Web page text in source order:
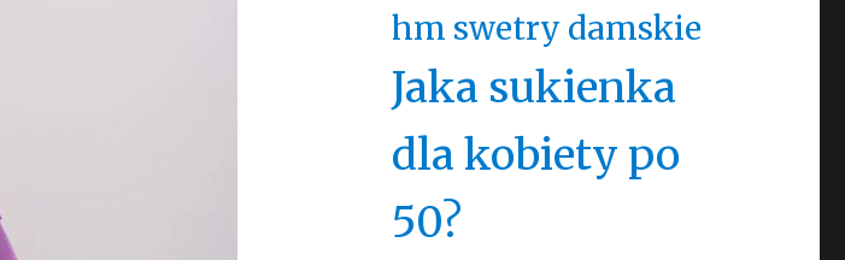
hm swetry damskie
Jaka sukienka
dla kobiety po
50?